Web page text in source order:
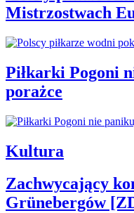
Mistrzostwach
Piłkarki Pogoni
porażce
Kultura
Zachwycający
Grünebergów